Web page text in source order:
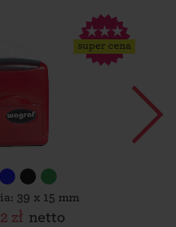
super cena
39 x 15 mm
zł netto